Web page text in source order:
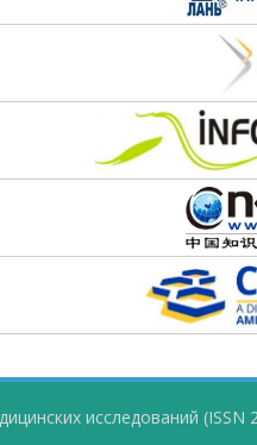
исследований (ISSN